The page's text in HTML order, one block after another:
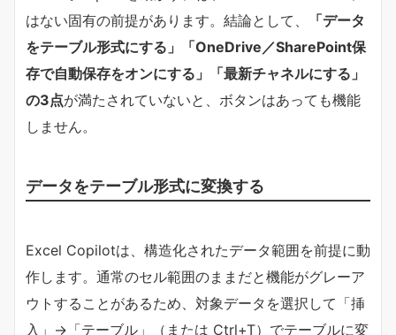
はない固有の前提があります。結論として、​
​「データ
をテーブル形式にする」「OneDrive／SharePoint保
存で自動保存をオンにする」「最新チャネルにする」
の3点​​が満たされていないと、ボタンはあっても機能
しません。
データをテーブル形式に変換する
Excel Copilotは、構造化されたデータ範囲を前提に動
作します。通常のセル範囲のままだと機能がグレーア
ウトすることがあるため、対象データを選択して「挿
入」→「テーブル」（または Ctrl+T）でテーブルに変